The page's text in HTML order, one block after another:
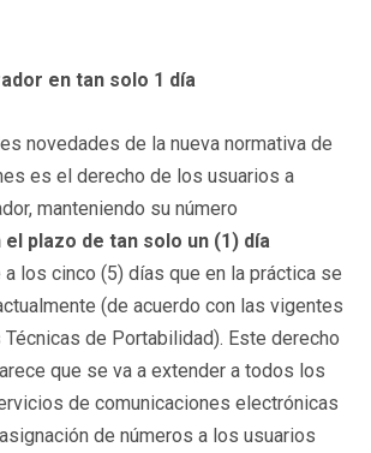
en tan solo 1 día
novedades de la nueva normativa de
es el derecho de los usuarios a
manteniendo su número
el plazo de tan solo un (1) día
a los cinco (5) días que en la práctica se
(de acuerdo con las vigentes
de Portabilidad). Este derecho
que se va a extender a todos los
de comunicaciones electrónicas
de números a los usuarios